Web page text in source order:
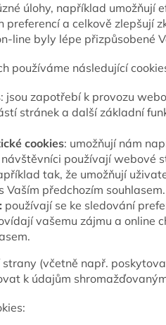
úlohy, například
preferencí a celkově zlepšují
line byly lépe přizpůsobené
používáme následující
: jsou zapotřebí k provozu
stránek a další základní
cookies: umožňují nám
používají webové
tak, že umožňují
Vaším předchozím souhlasem.
používají se ke sledování
vašemu zájmu a online
(včetně např.
k údajům